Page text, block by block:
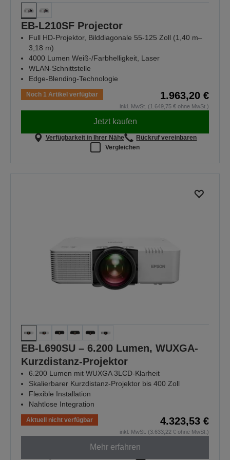
EB-L210SF Projector
Full HD-Projektor, Bilddiagonale 55-125 Zoll (1,40 m–
3,18 m)
4000 Lumen Weiß-/Farbhelligkeit, Laser
WLAN-Schnittstelle
Edge-Blending-Technologie
Noch 1 Artikel verfügbar 1.963,20 €
inkl. MwSt. (1.649,75 € ohne MwSt.)
Jetzt kaufen
Verfügbarkeit in Ihrer Nähe
Rückruf vereinbaren
Vergleichen
EB-L690SU – 6.200 Lumen, WUXGA-
Kurzdistanz-Projektor
6.200 Lumen mit WUXGA 3LCD-Klarheit
Skalierbarer Kurzdistanz-Projektor bis 400 Zoll
Flexible Installation
Nahtlose Integration
Aktuell nicht verfügbar 4.323,53 €
inkl. MwSt. (3.633,22 € ohne MwSt.)
Mehr erfahren